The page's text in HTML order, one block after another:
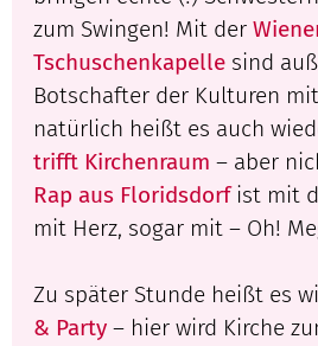
zum Swingen! Mit der
Tschuschenkapelle sind
Botschafter der Kulturen
natürlich heißt es auch
trifft Kirchenraum – aber
Rap aus Floridsdorfist mit
mit Herz, sogar mit – Oh!
Zu später Stunde heißt es
& Party – hier wird Kirche